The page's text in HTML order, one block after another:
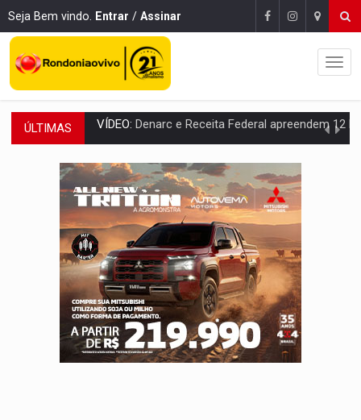
Seja Bem vindo. Entrar / Assinar
ÚLTIMAS OPERAÇÃO DA PC:Membros do CV são presos com armas e drogas após
ENTRADA GRATUITA:Espetáculo As Marias Somos Nós será
VÍDEO:Três são presos após furto de motocicleta em frente
CELEBRAÇÃO:Cerejeiras completa 43 anos de emancipação com
SAÚDE:Anvisa desmente boato sobre presença de plástico ou
VÍDEO:Pitbulls fogem de residência e atacam casal de idosos
AÇÃO CONJUNTA: Forças policiais apreendem cerca de 1kg de
PF ESTÁ APURANDO:Flávio Bolsonaro escolhe Alfredo Gaspar como vice, alvo de